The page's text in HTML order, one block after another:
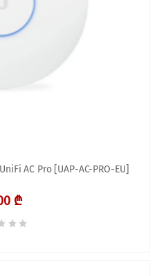
AC Pro [UAP-AC-PRO-EU]
₾